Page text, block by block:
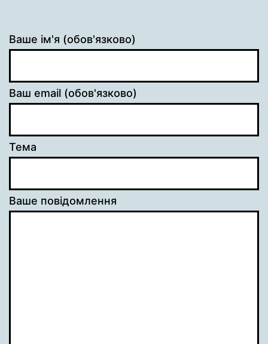
Ваше ім'я (обов'язково)
Ваш email (обов'язково)
Тема
Ваше повідомлення